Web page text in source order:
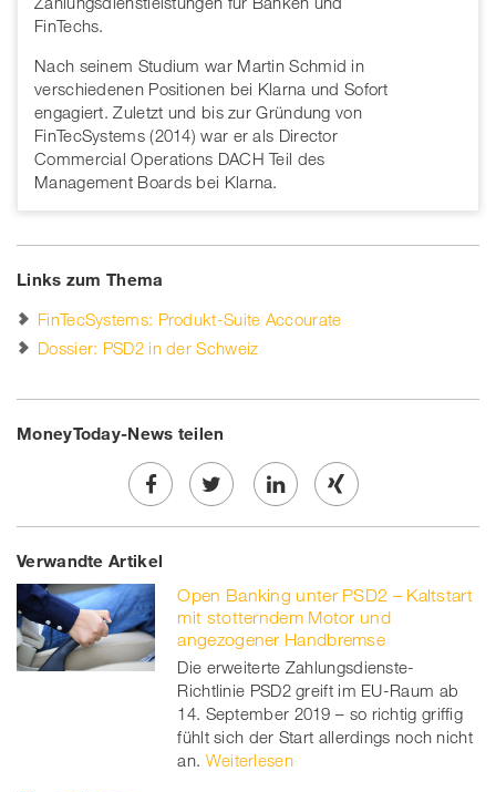
FinTechs.
Nach seinem Studium war Martin Schmid in
verschiedenen Positionen bei Klarna und Sofort
engagiert. Zuletzt und bis zur Gründung von
FinTecSystems (2014) war er als Director
Commercial Operations DACH Teil des
Management Boards bei Klarna.
Links zum Thema
FinTecSystems: Produkt-Suite Accourate
Dossier: PSD2 in der Schweiz
MoneyToday-News teilen
Share
on
Facebook
Twe
on
twitt
er
Share
linkedin
Share
Xing
Verwandte Artikel
Open Banking unter PSD2 – Kaltstart
mit stotterndem Motor und
angezogener Handbremse
Die erweiterte Zahlungsdienste-
Richtlinie PSD2 greift im EU-Raum ab
14. September 2019 – so richtig griffig
fühlt sich der Start allerdings noch nicht
an. Weiterlesen